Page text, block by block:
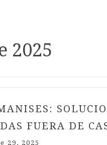
2025
FUERA DE
29, 2025